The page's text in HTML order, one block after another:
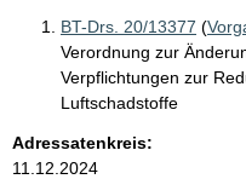
BT-Drs. 20/13377 (
Verordnung zur
Verpflichtungen zur
Luftschadstoffe
Adressatenkreis:
11.12.2024